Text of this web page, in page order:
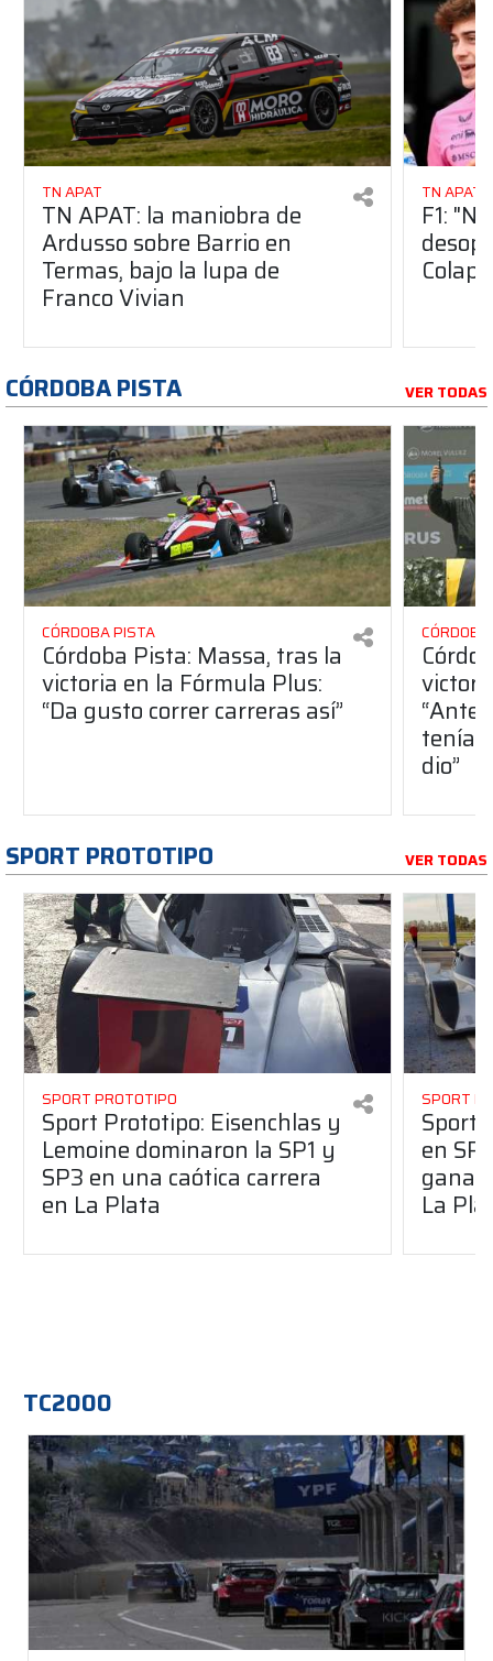
TN APAT
TN APAT: la maniobra de
Ardusso sobre Barrio en
Termas, bajo la lupa de
Franco Vivian
TN APAT
F1:
CÓRDOBA PISTA VER TODAS
CÓRDOBA PISTA
Córdoba Pista: Massa, tras la
victoria en la Fórmula Plus:
“Da gusto correr carreras así”
dio”
SPORT PROTOTIPO VER TODAS
SPORT PROTOTIPO
Sport Prototipo: Eisenchlas y
Lemoine dominaron la SP1 y
SP3 en una caótica carrera
en La Plata
SPORT
Sport
en
La
TC2000